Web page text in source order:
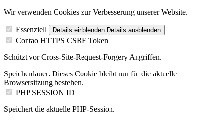
Wir verwenden Cookies zur Verbesserung unserer Website.
Essenziell Details einblenden Details ausblenden
Contao HTTPS CSRF Token
Schützt vor Cross-Site-Request-Forgery Angriffen.
Speicherdauer: Dieses Cookie bleibt nur für die aktuelle
Browsersitzung bestehen.
PHP SESSION ID
Speichert die aktuelle PHP-Session.